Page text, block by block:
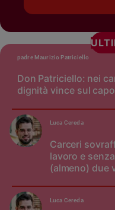
Don Patriciello: nei
dignità vince sul
padre Maurizio Patriciello
Carceri
lavoro e
(almeno) due
Luca Cereda
Luca Cereda